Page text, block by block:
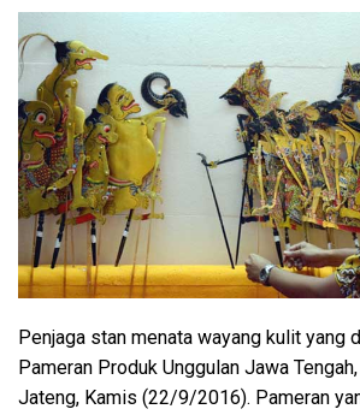
Penjaga stan menata wayang kulit yang
Pameran Produk Unggulan Jawa
Jateng, Kamis (22/9/2016). Pameran